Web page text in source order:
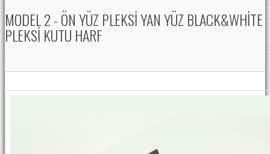
MODEL 2 - ÖN YÜZ PLEKSI YAN YÜZ BLACK&WHITE
PLEKSI KUTU HARF